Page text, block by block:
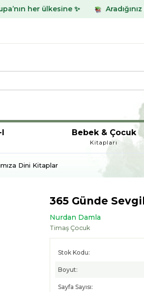
✨ Aradığınız kitabı
Bebek & Çocuk
Kitapları
Dini Kitaplar
365 Günde
Nurdan Damla
Timaş Çocuk
Stok Kodu:
Boyut:
Sayfa Sayısı: